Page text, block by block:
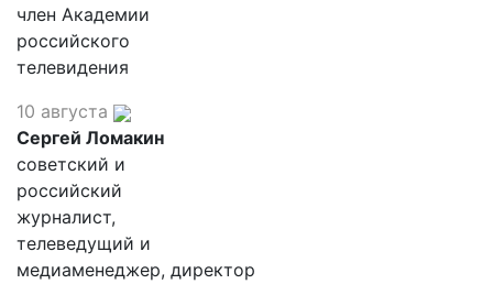
член Академии
российского
телевидения
10 августа
Сергей Ломакин
советский и
российский
журналист,
телеведущий и
медиаменеджер, директор